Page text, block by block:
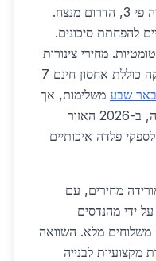
בהשוואה לאילת, שבה הובלה יקרה פי 3, הדרום מנצח.
להפחתת סיכונים.
מחירי צינורות
פלדה: 5,200 ש"ח לטון. לוגיסטיקה כוללת אחסון חינם 7
שבע משלימות, אך
קריית גת מובילה. בשורה התחתונה, ב-2026 האזור
פלדה איכותיים
מחירים, עם
ידי מהנדסים
משלוחים מלא. השוואה
מסגריות מקצועיות לבנייה